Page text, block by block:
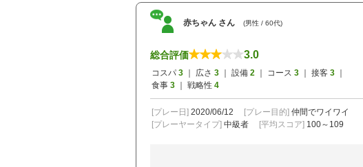
赤ちゃん さん (男性 / 60代)
総合評価 3.0
コスパ 3 ｜ 広さ 3 ｜ 設備 2 ｜ コース 3 ｜ 接客 3
食事 3 ｜ 戦略性 4
[プレー日] 2020/06/12 [プレー目的] 仲間でワイワイ
[プレーヤータイプ] 中級者 [平均スコア] 100～109